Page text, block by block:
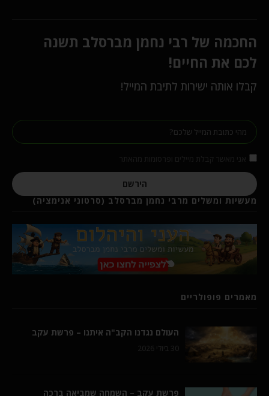
החכמה של רבי נחמן מברסלב תשנה
לכם את החיים!
קבלו אותה ישירות לתיבת המייל!
הירשם
מעשיות ומשלים מרבי נחמן מברסלב (סרטוני אנימציה)
מאמרים פופולריים
העולם נגדנו הקב"ה איתנו – פרשת עקב
30 ביולי 2026
פרשת עקב – השמחה שמביאה ברכה